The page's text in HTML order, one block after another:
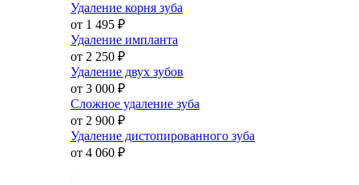
Удаление корня зуба
от 1 495 ₽
Удаление импланта
от 2 250 ₽
Удаление двух зубов
от 3 000 ₽
Сложное удаление зуба
от 2 900 ₽
Удаление дистопированного зуба
от 4 060 ₽